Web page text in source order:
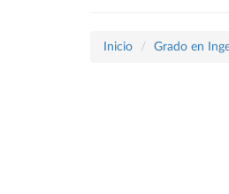
Inicio Grado en